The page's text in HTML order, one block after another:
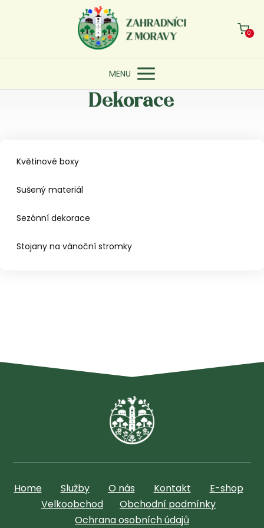
0
MENU
Dekorace
Květinové boxy
Sušený materiál
Sezónní dekorace
Stojany na vánoční stromky
Home Služby O nás Kontakt
E-shop
Velkoobchod
Obchodní podmínky
Ochrana osobních údajů